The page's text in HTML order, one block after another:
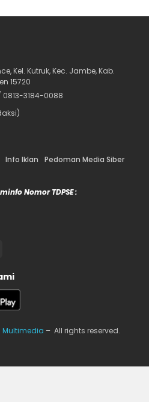
Kel. Kutruk, Kec. Jambe, Kab.
15720
3184-0088
Info Iklan Pedoman Media Siber
Nomor TDPSE :
Multimedia – All rights reserved.